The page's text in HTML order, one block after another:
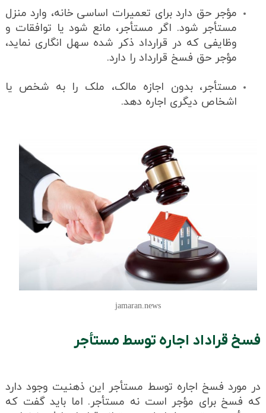
مؤجر حق دارد برای تعمیرات اساسی خانه، وارد منزل
مستأجر شود. اگر مستأجر، مانع شود یا توافقات و
وظایفی که در قرارداد ذکر شده سهل انگاری نماید،
مؤجر حق فسخ قرارداد را دارد.
مستأجر، بدون اجازه مالک، ملک را به شخص یا
اشخاص دیگری اجاره دهد.
jamaran.news
فسخ قراداد اجاره توسط مستأجر
در مورد فسخ اجاره توسط مستأجر این ذهنیت وجود دارد
که فسخ برای مؤجر است نه مستأجر. اما باید گفت که